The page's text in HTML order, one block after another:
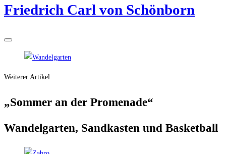
Fried­rich Carl von Schönborn
Weiterer Artikel
„Som­mer an der Promenade“
Wan­del­gar­ten, Sand­kas­ten und Basketball